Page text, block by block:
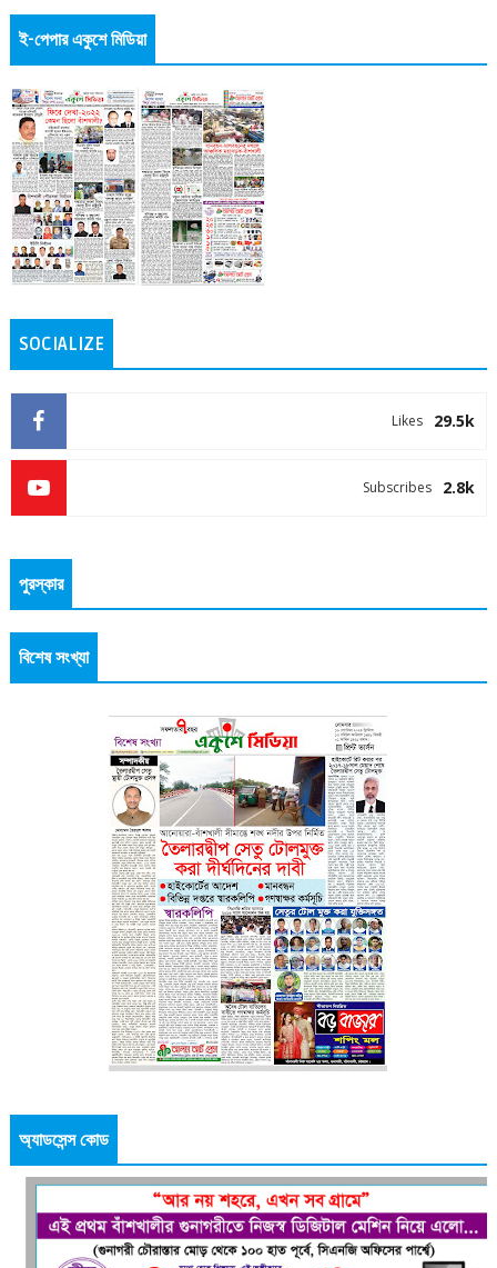
ই-পেপার একুশে মিডিয়া
SOCIALIZE
29.5k
Likes
2.8k
Subscribes
পুরস্কার
বিশেষ সংখ্যা
অ্যাডসেন্স কোড